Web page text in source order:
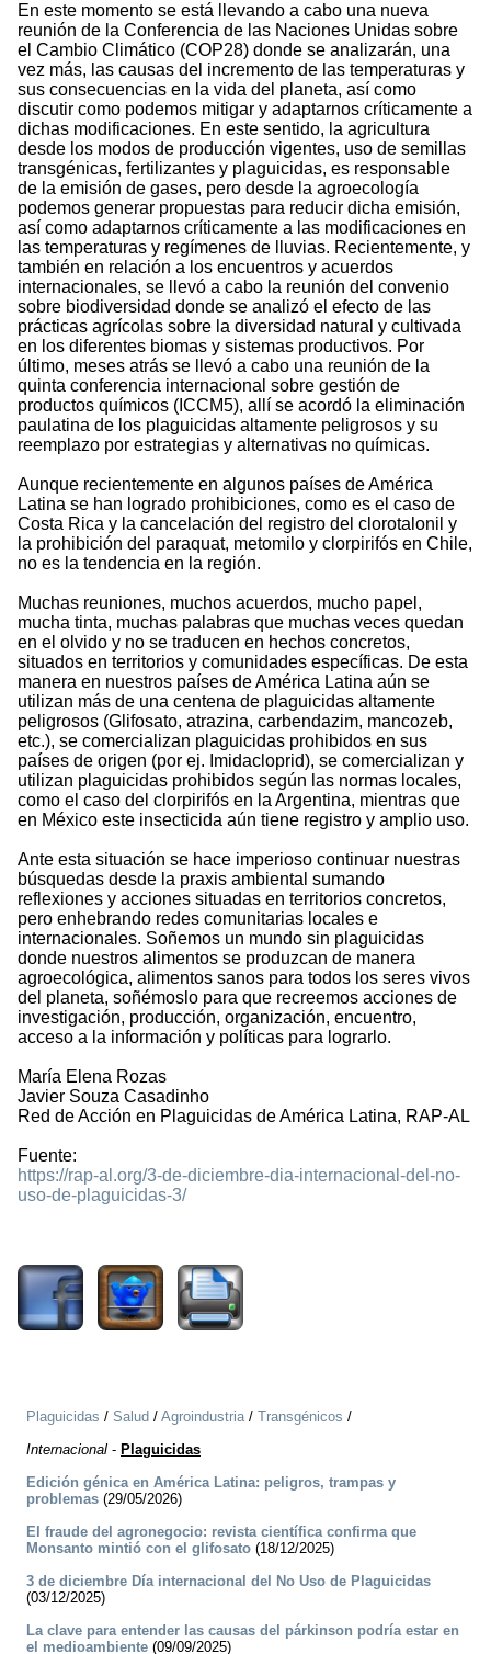
En este momento se está llevando a cabo una nueva
reunión de la Conferencia de las Naciones Unidas sobre
el Cambio Climático (COP28) donde se analizarán, una
vez más, las causas del incremento de las temperaturas y
sus consecuencias en la vida del planeta, así como
discutir como podemos mitigar y adaptarnos críticamente a
dichas modificaciones. En este sentido, la agricultura
desde los modos de producción vigentes, uso de semillas
transgénicas, fertilizantes y plaguicidas, es responsable
de la emisión de gases, pero desde la agroecología
podemos generar propuestas para reducir dicha emisión,
así como adaptarnos críticamente a las modificaciones en
las temperaturas y regímenes de lluvias. Recientemente, y
también en relación a los encuentros y acuerdos
internacionales, se llevó a cabo la reunión del convenio
sobre biodiversidad donde se analizó el efecto de las
prácticas agrícolas sobre la diversidad natural y cultivada
en los diferentes biomas y sistemas productivos. Por
último, meses atrás se llevó a cabo una reunión de la
quinta conferencia internacional sobre gestión de
productos químicos (ICCM5), allí se acordó la eliminación
paulatina de los plaguicidas altamente peligrosos y su
reemplazo por estrategias y alternativas no químicas.
Aunque recientemente en algunos países de América
Latina se han logrado prohibiciones, como es el caso de
Costa Rica y la cancelación del registro del clorotalonil y
la prohibición del paraquat, metomilo y clorpirifós en Chile,
no es la tendencia en la región.
Muchas reuniones, muchos acuerdos, mucho papel,
mucha tinta, muchas palabras que muchas veces quedan
en el olvido y no se traducen en hechos concretos,
situados en territorios y comunidades específicas. De esta
manera en nuestros países de América Latina aún se
utilizan más de una centena de plaguicidas altamente
peligrosos (Glifosato, atrazina, carbendazim, mancozeb,
etc.), se comercializan plaguicidas prohibidos en sus
países de origen (por ej. Imidacloprid), se comercializan y
utilizan plaguicidas prohibidos según las normas locales,
como el caso del clorpirifós en la Argentina, mientras que
en México este insecticida aún tiene registro y amplio uso.
Ante esta situación se hace imperioso continuar nuestras
búsquedas desde la praxis ambiental sumando
reflexiones y acciones situadas en territorios concretos,
pero enhebrando redes comunitarias locales e
internacionales. Soñemos un mundo sin plaguicidas
donde nuestros alimentos se produzcan de manera
agroecológica, alimentos sanos para todos los seres vivos
del planeta, soñémoslo para que recreemos acciones de
investigación, producción, organización, encuentro,
acceso a la información y políticas para lograrlo.
María Elena Rozas
Javier Souza Casadinho
Red de Acción en Plaguicidas de América Latina, RAP-AL
Fuente:
https://rap-al.org/3-de-diciembre-dia-internacional-del-no-
uso-de-plaguicidas-3/
Plaguicidas / Salud / Agroindustria/ Transgénicos /
Internacional - Plaguicidas
Edición génica en América Latina: peligros, trampas y
problemas (29/05/2026)
El fraude del agronegocio: revista científica confirma que
Monsanto mintió con el glifosato (18/12/2025)
3 de diciembre Día internacional del No Uso de Plaguicidas
(03/12/2025)
La clave para entender las causas del párkinson podría estar en
el medioambiente (09/09/2025)